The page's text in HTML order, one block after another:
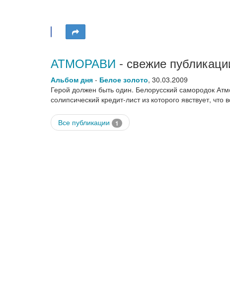
АТМОРАВИ - свежие
Альбом дня - Белое золото, 30.03.2009
Герой должен быть один. Белорусский самородок
солипсический кредит-лист из которого явствует,
Все публикации 1